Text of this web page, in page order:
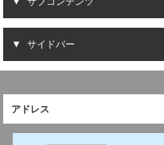
サイドバー
アドレス